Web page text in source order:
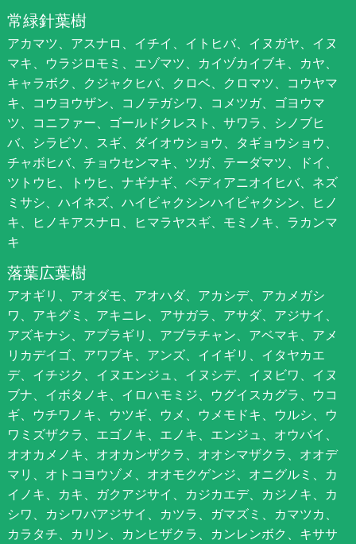
常緑針葉樹
アカマツ、アスナロ、イチイ、イトヒバ、イヌガヤ、イヌ
マキ、ウラジロモミ、エゾマツ、カイヅカイブキ、カヤ、
キャラボク、クジャクヒバ、クロベ、クロマツ、コウヤマ
キ、コウヨウザン、コノテガシワ、コメツガ、ゴヨウマ
ツ、コニファー、ゴールドクレスト、サワラ、シノブヒ
バ、シラビソ、スギ、ダイオウショウ、タギョウショウ、
チャボヒバ、チョウセンマキ、ツガ、テーダマツ、ドイ、
ツトウヒ、トウヒ、ナギナギ、ペディアニオイヒバ、ネズ
ミサシ、ハイネズ、ハイビャクシンハイビャクシン、ヒノ
キ、ヒノキアスナロ、ヒマラヤスギ、モミノキ、ラカンマ
キ
落葉広葉樹
アオギリ、アオダモ、アオハダ、アカシデ、アカメガシ
ワ、アキグミ、アキニレ、アサガラ、アサダ、アジサイ、
アズキナシ、アブラギリ、アブラチャン、アベマキ、アメ
リカデイゴ、アワブキ、アンズ、イイギリ、イタヤカエ
デ、イチジク、イヌエンジュ、イヌシデ、イヌビワ、イヌ
ブナ、イボタノキ、イロハモミジ、ウグイスカグラ、ウコ
ギ、ウチワノキ、ウツギ、ウメ、ウメモドキ、ウルシ、ウ
ワミズザクラ、エゴノキ、エノキ、エンジュ、オウバイ、
オオカメノキ、オオカンザクラ、オオシマザクラ、オオデ
マリ、オトコヨウゾメ、オオモクゲンジ、オニグルミ、カ
イノキ、カキ、ガクアジサイ、カジカエデ、カジノキ、カ
シワ、カシワバアジサイ、カツラ、ガマズミ、カマツカ、
カラタチ、カリン、カンヒザクラ、カンレンボク、キササ